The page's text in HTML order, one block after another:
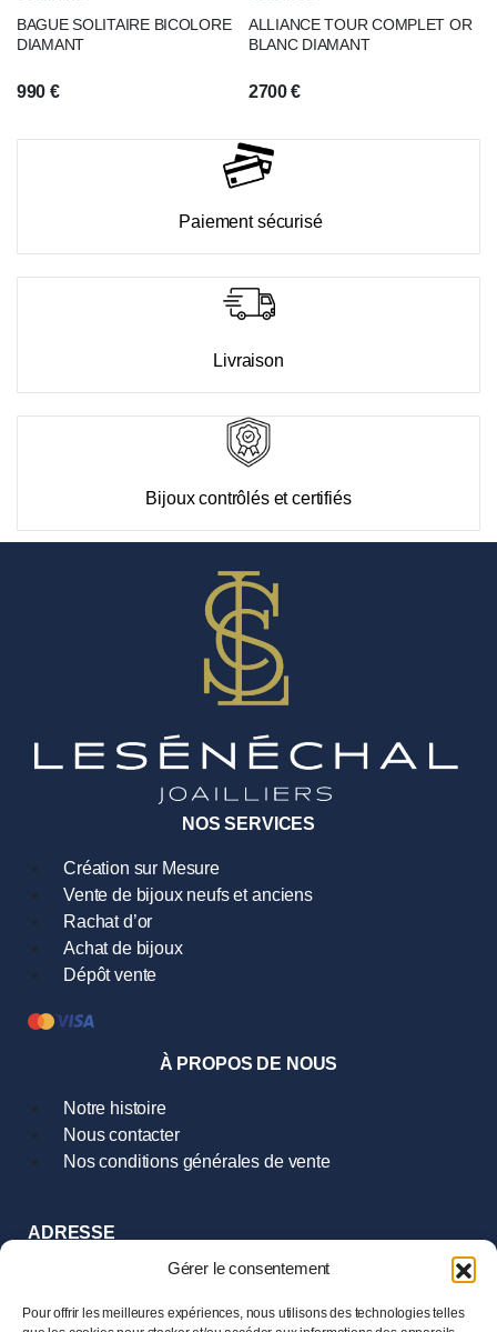
Gérer le consentement
Pour offrir les meilleures expériences, nous utilisons des technologies telles
BAGUE SOLITAIRE BICOLORE
DIAMANT
990 €
ALLIANCE TOUR COMPLET OR
BLANC DIAMANT
2700€
Paiement sécurisé
Livraison
Bijoux contrôlés et certifiés
NOS SERVICES
Création sur Mesure
Vente de bijoux neufs et anciens
Rachat d’or
Achat de bijoux
Dépôt vente
À PROPOS DE NOUS
Notre histoire
Nous contacter
Nos conditions générales de vente
ADRESSE
Tél :02.99.385.385